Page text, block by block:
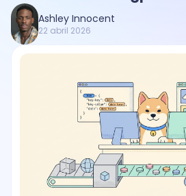
Ashley Innocent
22 abril 2026